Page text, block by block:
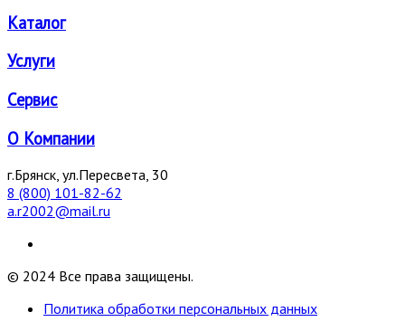
Каталог
Услуги
Сервис
О Компании
г.Брянск, ул.Пересвета, 30
8 (800) 101-82-62
a.r2002@mail.ru
© 2024 Все права защищены.
Политика обработки персональных данных